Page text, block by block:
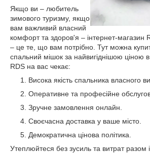
Якщо ви – любитель
зимового туризму, якщо
вам важливий власний
комфорт та здоров'я – інтернет-магазин
– це те, що вам потрібно. Тут можна
спальний мішок за найвигіднішою ціною в
RDS на вас чекає:
Висока якість спальника власного
Оперативне та професійне
Зручне замовлення онлайн.
Своєчасна доставка у ваше місто.
Демократична цінова політика.
Утеплюйтеся без зусиль та витрат разом